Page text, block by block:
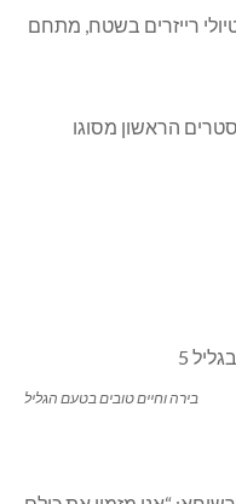
רייזרים בשטח, מתחם
הראשון מסוגו
בירה וחיים טובים בטעם הגליל